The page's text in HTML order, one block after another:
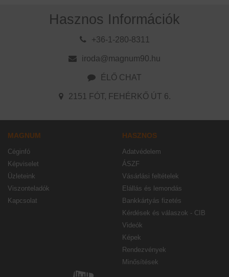
Hasznos Információk
+36-1-280-8311
iroda@magnum90.hu
ÉLŐ CHAT
2151 FÓT, FEHÉRKŐ ÚT 6.
MAGNUM
Céginfó
Képviselet
Üzleteink
Viszonteladók
Kapcsolat
HASZNOS
Adatvédelem
ÁSZF
Vásárlási feltételek
Elállás és lemondás
Bankkártyás fizetés
Kérdések és válaszok - CIB
Videók
Képek
Rendezvények
Minősítések